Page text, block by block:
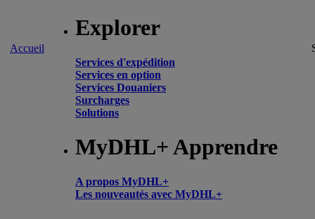
Accueil
Explorer
Services d'expédition
Services en option
Services Douaniers
Surcharges
Solutions
MyDHL+ Apprendre
A propos MyDHL+
Les nouveautés avec MyDHL+